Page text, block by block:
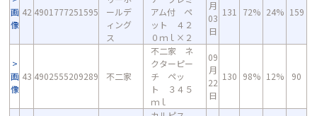
画
像
42 4901777251595
ールデ
ィング
ス
アム付 ペ
ット ４２
０ｍｌ×２
月
03
日
131 72% 24% 159
画
像
43 4902555209289 不二家
不二家 ネ
クターピー
チ ペッ
ト ３４５
ｍｌ
09
月
22
日
130 98% 12% 90